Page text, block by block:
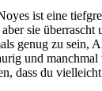
ist eine
sie
genug zu sein,
und
dass du